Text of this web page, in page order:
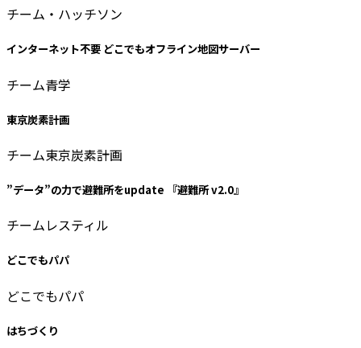
チーム・ハッチソン
インターネット不要 どこでもオフライン地図サーバー
チーム青学
東京炭素計画
チーム東京炭素計画
”データ”の力で避難所をupdate 『避難所 v2.0』
チームレスティル
どこでもパパ
どこでもパパ
はちづくり